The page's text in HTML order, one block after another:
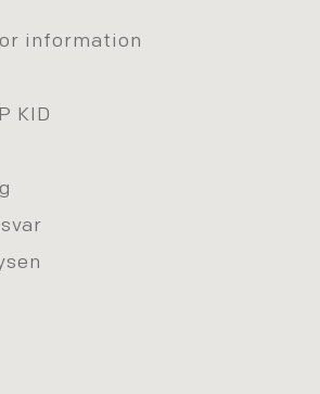
information
KID